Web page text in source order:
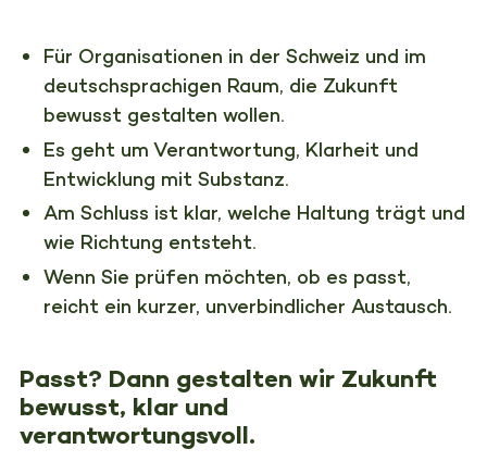
Für Organisationen in der Schweiz und im
deutschsprachigen Raum, die Zukunft
bewusst gestalten wollen.
Es geht um Verantwortung, Klarheit und
Entwicklung mit Substanz.
Am Schluss ist klar, welche Haltung trägt und
wie Richtung entsteht.
Wenn Sie prüfen möchten, ob es passt,
reicht ein kurzer, unverbindlicher Austausch.
Passt? Dann gestalten wir Zukunft
bewusst, klar und
verantwortungsvoll.